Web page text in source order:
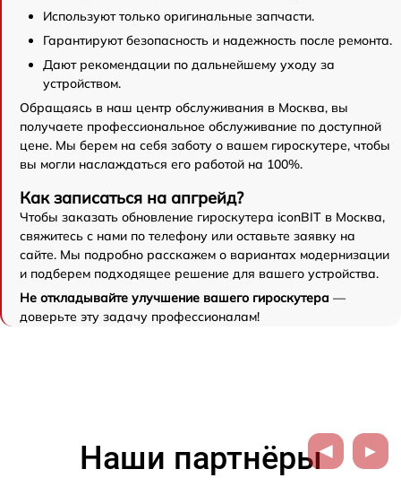
Используют только оригинальные запчасти.
Гарантируют безопасность и надежность после ремонта.
Дают рекомендации по дальнейшему уходу за
устройством.
Обращаясь в наш центр обслуживания в Москва, вы
получаете профессиональное обслуживание по доступной
цене. Мы берем на себя заботу о вашем гироскутере, чтобы
вы могли наслаждаться его работой на 100%.
Как записаться на апгрейд?
Чтобы заказать обновление гироскутера iconBIT в Москва,
свяжитесь с нами по телефону или оставьте заявку на
сайте. Мы подробно расскажем о вариантах модернизации
и подберем подходящее решение для вашего устройства.
Не откладывайте улучшение вашего гироскутера —
доверьте эту задачу профессионалам!
Наши партнёры